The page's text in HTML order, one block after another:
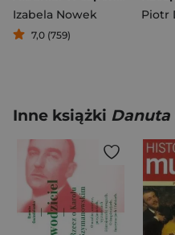
Izabela Nowek
7,0 (759)
Piotr
Inne książki Danuta